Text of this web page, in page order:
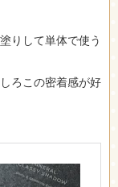
りして単体で使う
ろこの密着感が好